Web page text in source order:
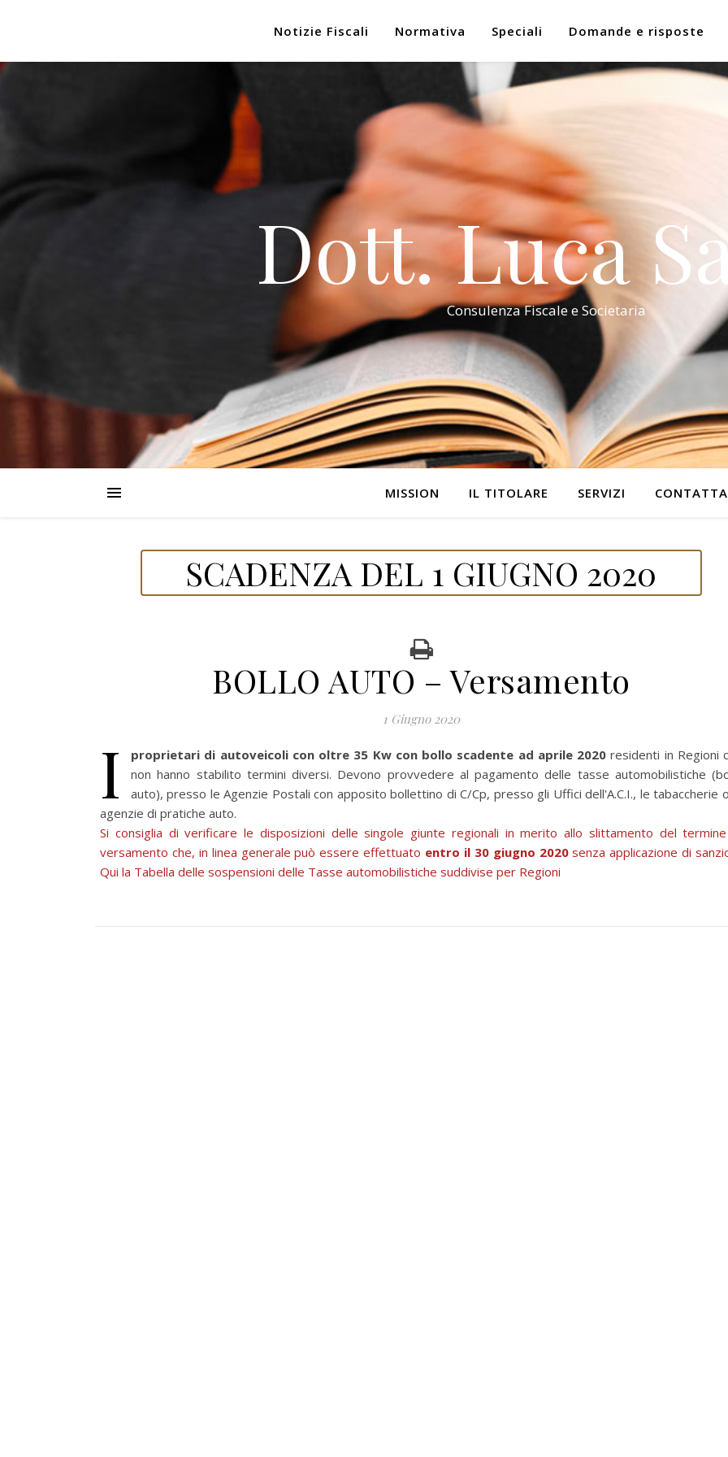
Notizie Fiscali Normativa Speciali Domande e risposte
Dott. Luca
Consulenza Fiscale e Societaria
MISSION IL TITOLARE SERVIZI
SCADENZA DEL 1 GIUGNO 2020
BOLLO AUTO – Versamento
1 Giugno 2020
I proprietari di autoveicoli con oltre 35 Kw con bollo scadente ad aprile 2020 residenti in Regioni
non hanno stabilito termini diversi. Devono provvedere al pagamento delle tasse automobilistiche
auto), presso le Agenzie Postali con apposito bollettino di C/Cp, presso gli Uffici dell'A.C.I., le tabaccherie
agenzie di pratiche auto.
Si consiglia di verificare le disposizioni delle singole giunte regionali in merito allo slittamento del
versamento che, in linea generale può essere effettuato entro il 30 giugno 2020senza applicazione di
Qui la Tabella delle sospensioni delle Tasse automobilistiche suddivise per Regioni